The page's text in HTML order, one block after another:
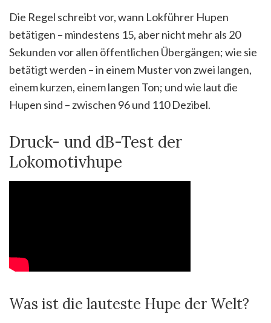
Die Regel schreibt vor, wann Lokführer Hupen
betätigen – mindestens 15, aber nicht mehr als 20
Sekunden vor allen öffentlichen Übergängen; wie sie
betätigt werden – in einem Muster von zwei langen,
einem kurzen, einem langen Ton; und wie laut die
Hupen sind – zwischen 96 und 110 Dezibel.
Druck- und dB-Test der
Lokomotivhupe
Was ist die lauteste Hupe der Welt?